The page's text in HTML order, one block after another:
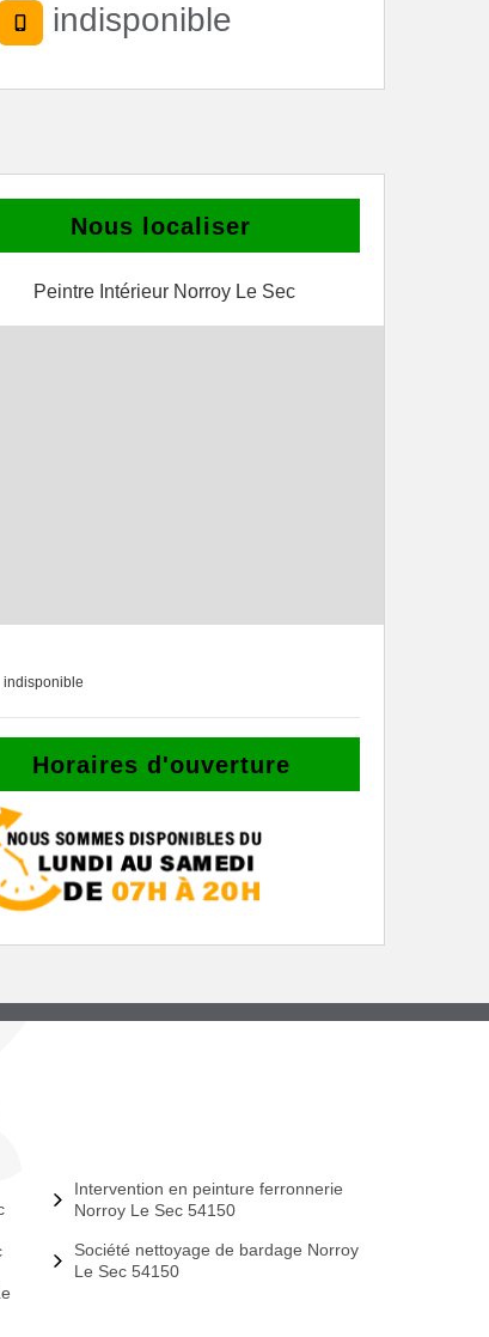
indisponible
Nous localiser
Peintre Intérieur Norroy Le Sec
indisponible
Horaires d'ouverture
Intervention en peinture ferronnerie
Norroy Le Sec 54150
Société nettoyage de bardage Norroy
Le Sec 54150